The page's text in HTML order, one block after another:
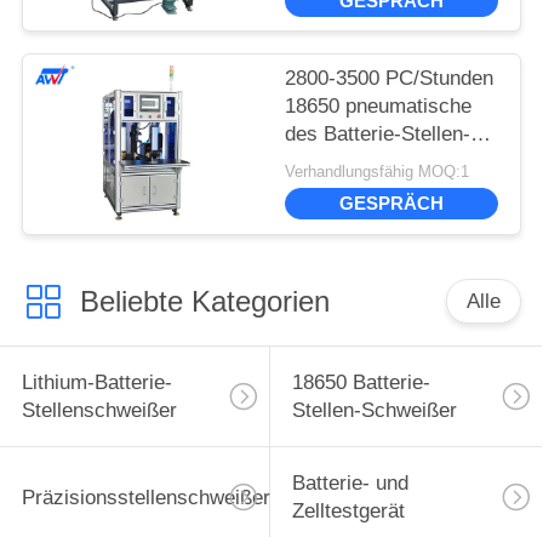
2800-3500 PC/Stunden
18650 pneumatische
des Batterie-Stellen-
Schweißer-HDL6030
gefahren
Verhandlungsfähig MOQ:1
GESPRÄCH
Beliebte Kategorien Alle
Lithium-Batterie-
Stellenschweißer
18650 Batterie-
Stellen-Schweißer
Präzisionsstellenschweißer
Batterie- und
Zelltestgerät